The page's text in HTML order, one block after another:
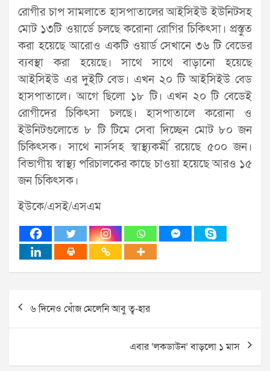
রোগীর চাপ সামলাতে হাসপাতালের আইসিইউ ইউনিটসহ
মোট ১৩টি ওয়ার্ডে চলছে করোনা রোগির চিকিৎসা। প্রস্তুত
করা হয়েছে আরোও একটি ওয়ার্ড সেখানে ৩৬ টি বেডের
ব্যবস্থা করা হয়েছে। সাথে সাথে বাড়ানো হয়েছে
আইসিইউ এর দুইটি বেড। এখন ২০ টি আইসিইউ বেড
হাসপাতালে। আগে ছিলো ১৮ টি। এখন ২০ টি বেডেই
রোগীদের চিকিৎসা চলছে। হাসপাতালে করোনা ও
ইউনিটগুলোতে ৮ টি টিমে সেবা দিচ্ছেন মোট ৮০ জন
চিকিৎসক। সাথে নার্সসহ স্বাস্থ্যকর্মী রয়েছে ৫০০ জন।
বিভাগীয় স্বাস্থ্য পরিচালকের কাছে চাওয়া হয়েছে আরও ১৫
জন চিকিৎসক।
ইউকে/এসই/এসএম
Post
navigation
৬ দিনেও খোঁজ মেলেনি আবু ত্ব-হার
এবার ‘লকডাউন’ বাড়লো ১ মাস